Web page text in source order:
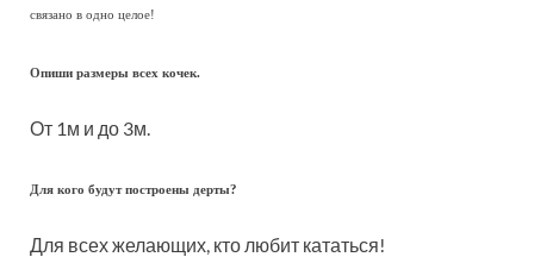
связано в одно целое!
Опиши размеры всех кочек.
От 1м и до 3м.
Для кого будут построены дерты?
Для всех желающих, кто любит кататься!